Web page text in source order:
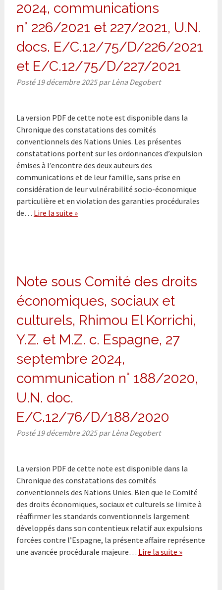
2024, communications
n° 226/2021 et 227/2021, U.N.
docs. E/C.12/75/D/226/2021
et E/C.12/75/D/227/2021
Posté 19 décembre 2025 par Lèna Degobert
La version PDF de cette note est disponible dans la
Chronique des constatations des comités
conventionnels des Nations Unies. Les présentes
constatations portent sur les ordonnances d’expulsion
émises à l’encontre des deux auteurs des
communications et de leur famille, sans prise en
considération de leur vulnérabilité socio-économique
particulière et en violation des garanties procédurales
de… Lire la suite »
Note sous Comité des droits
économiques, sociaux et
culturels, Rhimou El Korrichi,
Y.Z. et M.Z. c. Espagne, 27
septembre 2024,
communication n° 188/2020,
U.N. doc.
E/C.12/76/D/188/2020
Posté 19 décembre 2025 par Lèna Degobert
La version PDF de cette note est disponible dans la
Chronique des constatations des comités
conventionnels des Nations Unies. Bien que le Comité
des droits économiques, sociaux et culturels se limite à
réaffirmer les standards conventionnels largement
développés dans son contentieux relatif aux expulsions
forcées contre l’Espagne, la présente affaire représente
une avancée procédurale majeure… Lire la suite »